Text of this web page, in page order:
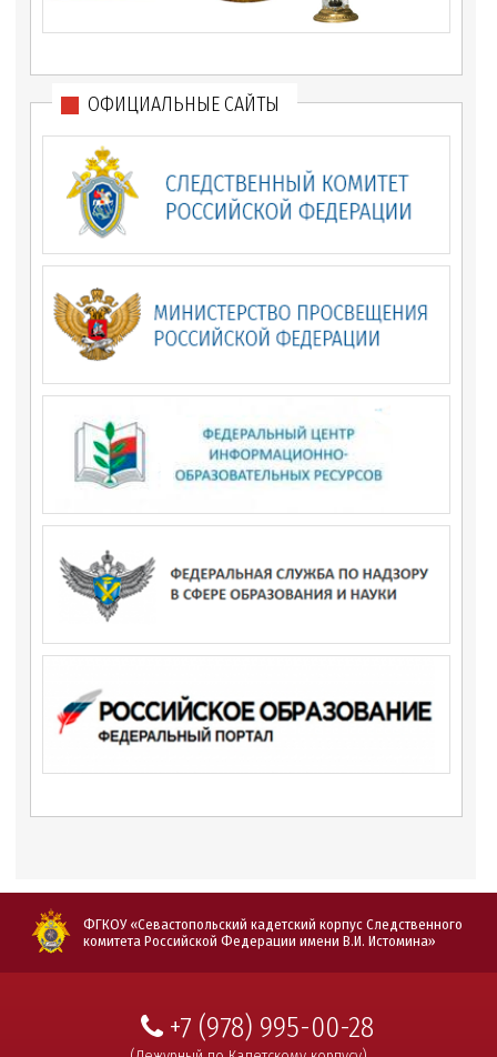
ОФИЦИАЛЬНЫЕ САЙТЫ
ФГКОУ «Севастопольский кадетский корпус Следственного
комитета Российской Федерации имени В.И. Истомина»
+7 (978) 995-00-28